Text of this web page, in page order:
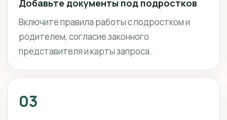
Добавьте документы под подростков
Включите правила работы с подростком и
родителем, согласие законного
представителя и карты запроса.
03